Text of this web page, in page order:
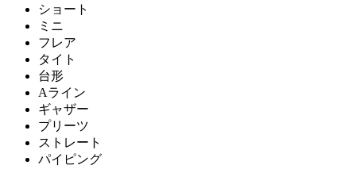
ショート
ミニ
フレア
タイト
台形
Aライン
ギャザー
プリーツ
ストレート
パイピング